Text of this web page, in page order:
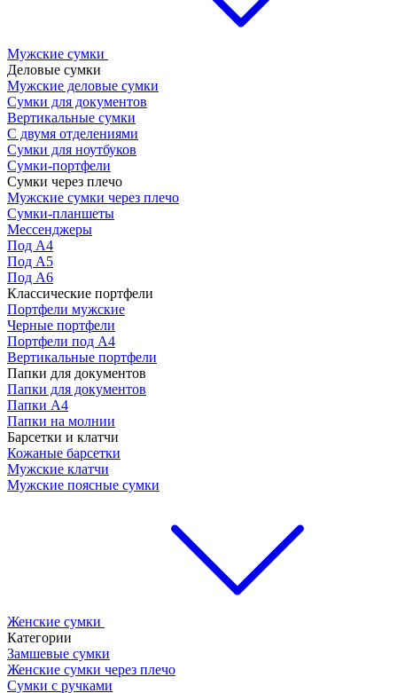
Мужские сумки
Деловые сумки
Мужские деловые сумки
Сумки для документов
Вертикальные сумки
С двумя отделениями
Сумки для ноутбуков
Сумки-портфели
Сумки через плечо
Мужские сумки через плечо
Сумки-планшеты
Мессенджеры
Под А4
Под А5
Под А6
Классические портфели
Портфели мужские
Черные портфели
Портфели под А4
Вертикальные портфели
Папки для документов
Папки для документов
Папки А4
Папки на молнии
Барсетки и клатчи
Кожаные барсетки
Мужские клатчи
Мужские поясные сумки
Женские сумки
Категории
Замшевые сумки
Женские сумки через плечо
Сумки с ручками